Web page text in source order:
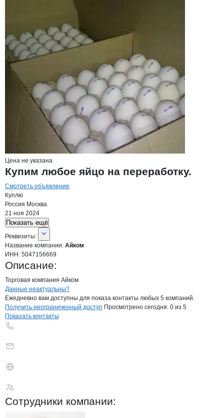
Цена не указана
Купим любое яйцо на переработку.
Смотреть объявление
Куплю
Россия Москва
21 ноя 2024
Показать ещё
О компании
Реквизиты
Реквизиты:
Название компании: Айком
ИНН: 5047156669
Описание:
Торговая компания Айком
Контактыкомпании
+7(800)000-00-..
Данные неактуальны?
Ежедневно вам доступны для показа контакты любых 5 компаний.
Получить неограниченный доступ Просмотрено сегодня: 0 из 5
Показать контакты
Сотрудники компании: